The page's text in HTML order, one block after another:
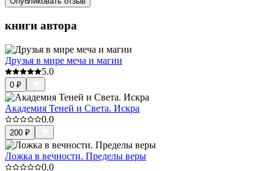
книги автора
Друзья в мире меча и магии
5.0
0 ₽
Академия Теней и Света. Искра
0.0
200 ₽
Ложка в вечности. Пределы веры
0.0